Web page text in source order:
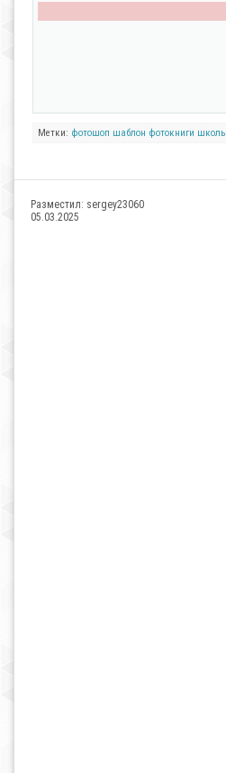
Метки: фотошоп шаблон фотокниги
Разместил: sergey23060
05.03.2025